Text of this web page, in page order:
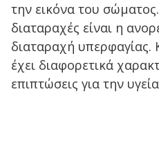
την εικόνα του
διαταραχές είναι η
διαταραχή υπερφαγίας.
έχει διαφορετικά
επιπτώσεις για την